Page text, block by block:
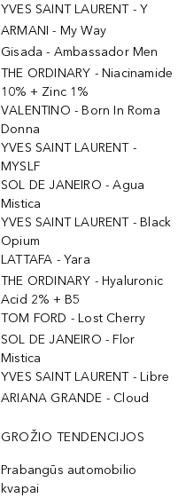
YVES SAINT LAURENT - Y
ARMANI - My Way
Gisada - Ambassador Men
THE ORDINARY - Niacinamide
10% + Zinc 1%
VALENTINO - Born In Roma
Donna
YVES SAINT LAURENT -
MYSLF
SOL DE JANEIRO - Agua
Mistica
YVES SAINT LAURENT - Black
Opium
LATTAFA - Yara
THE ORDINARY - Hyaluronic
Acid 2% + B5
TOM FORD - Lost Cherry
SOL DE JANEIRO - Flor
Mistica
YVES SAINT LAURENT - Libre
ARIANA GRANDE - Cloud
GROŽIO TENDENCIJOS
Prabangūs automobilio
kvapai